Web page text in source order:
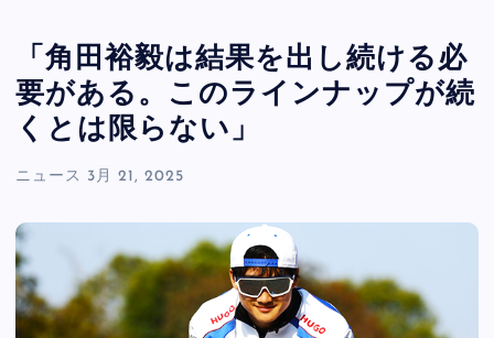
「角田裕毅は結果を出し続ける必
要がある。このラインナップが続
くとは限らない」
ニュース 3月 21, 2025